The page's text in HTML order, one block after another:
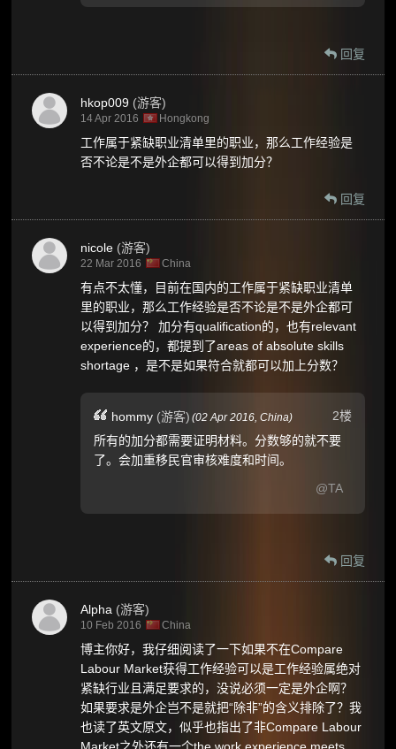
回复
hkop009 (游客)
14 Apr 2016 Hongkong
工作属于紧缺职业清单里的职业，那么工作经验是
否不论是不是外企都可以得到加分？
回复
nicole (游客)
22 Mar 2016 China
有点不太懂，目前在国内的工作属于紧缺职业清单
里的职业，那么工作经验是否不论是不是外企都可
以得到加分？ 加分有qualification的，也有relevant
experience的，都提到了areas of absolute skills
shortage ，是不是如果符合就都可以加上分数？
2楼
hommy (游客) (02 Apr 2016,China)
所有的加分都需要证明材料。分数够的就不要
了。会加重移民官审核难度和时间。
@TA
回复
Alpha (游客)
10 Feb 2016 China
博主你好，我仔细阅读了一下如果不在Compare
Labour Market获得工作经验可以是工作经验属绝对
紧缺行业且满足要求的，没说必须一定是外企啊？
如果要求是外企岂不是就把“除非”的含义排除了？我
也读了英文原文，似乎也指出了非Compare Labour